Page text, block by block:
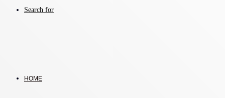
Search for
HOME